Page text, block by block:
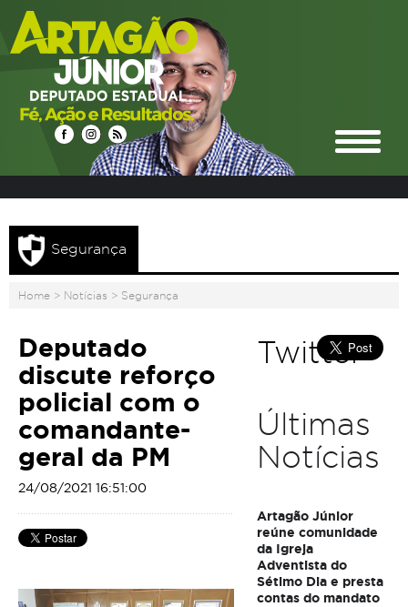
Segurança
Home > Notícias > Segurança
Deputado
discute reforço
policial com o
comandante-
geral da PM
24/08/2021 16:51:00
Twitter
Últimas
Notícias
Artagão Júnior
reúne comunidade
da Igreja
Adventista do
Sétimo Dia e presta
contas do mandato